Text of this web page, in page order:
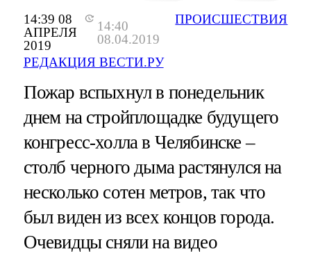
14:39 08
АПРЕЛЯ
2019
14:40
08.04.2019
РЕДАКЦИЯ ВЕСТИ.РУ
ПРОИСШЕСТВИЯ
Пожар вспыхнул в понедельник
днем на стройплощадке будущего
конгресс-холла в Челябинске –
столб черного дыма растянулся на
несколько сотен метров, так что
был виден из всех концов города.
Очевидцы сняли на видео